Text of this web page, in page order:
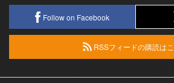
Follow on Facebook
RSSフィードの購読は